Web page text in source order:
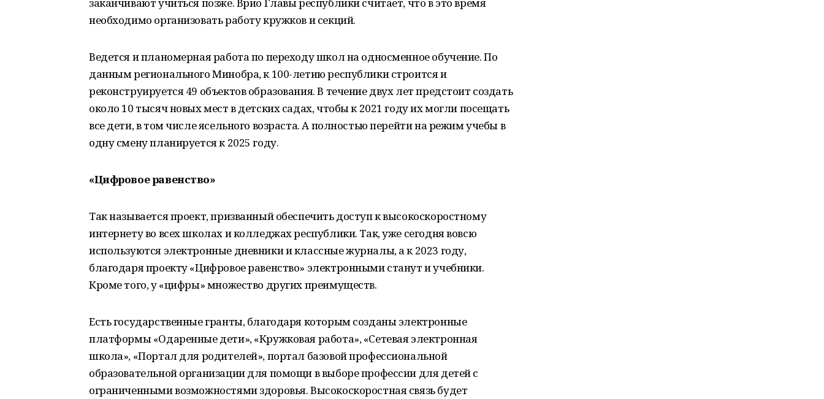
необходимо организовать работу кружков и секций.
Ведется и планомерная работа по переходу школ на односменное обучение. По
данным регионального Минобра, к 100-летию республики строится и
реконструируется 49 объектов образования. В течение двух лет предстоит создать
около 10 тысяч новых мест в детских садах, чтобы к 2021 году их могли посещать
все дети, в том числе ясельного возраста. А полностью перейти на режим учебы в
одну смену планируется к 2025 году.
«Цифровое равенство»
Так называется проект, призванный обеспечить доступ к высокоскоростному
интернету во всех школах и колледжах республики. Так, уже сегодня вовсю
используются электронные дневники и классные журналы, а к 2023 году,
благодаря проекту «Цифровое равенство» электронными станут и учебники.
Кроме того, у «цифры» множество других преимуществ.
Есть государственные гранты, благодаря которым созданы электронные
платформы «Одаренные дети», «Кружковая работа», «Сетевая электронная
школа», «Портал для родителей», портал базовой профессиональной
образовательной организации для помощи в выборе профессии для детей с
ограниченными возможностями здоровья. Высокоскоростная связь будет